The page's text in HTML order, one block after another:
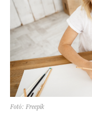
Fotó: Freepik